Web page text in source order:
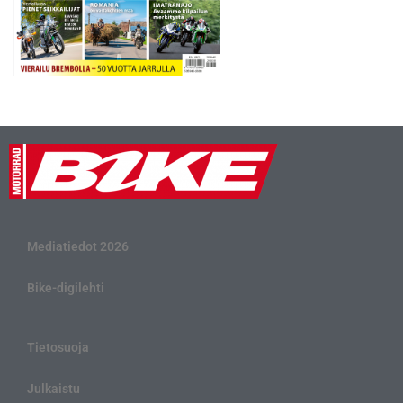
Mediatiedot 2026
Bike-digilehti
Tietosuoja
Julkaistu